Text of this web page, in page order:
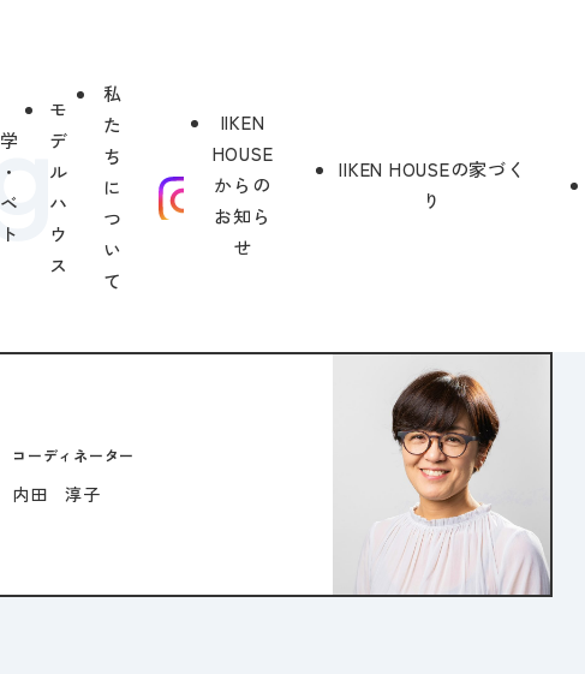
モ
デ
ル
ハ
ウ
ス
私
た
ち
に
つ
い
て
IIKEN
HOUSE
からの
お知ら
せ
IIKEN HOUSEの家づく
り
コーディネーター
内田 淳子